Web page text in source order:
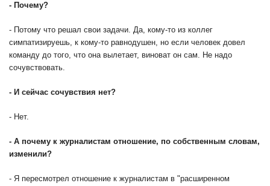
- Почему?
- Потому что решал свои задачи. Да, кому-то из коллег
симпатизируешь, к кому-то равнодушен, но если человек довел
команду до того, что она вылетает, виноват он сам. Не надо
сочувствовать.
- И сейчас сочувствия нет?
- Нет.
- А почему к журналистам отношение, по собственным словам,
изменили?
- Я пересмотрел отношение к журналистам в "расширенном